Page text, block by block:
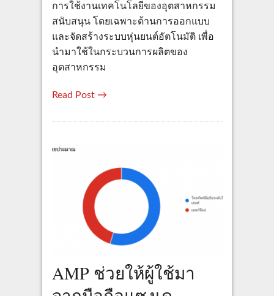
การใช้งานเทคโนโลยีของอุตสาหกรรม
สนับสนุน โดยเฉพาะด้านการออกแบบ
และจัดสร้างระบบหุ่นยนต์อัตโนมัติ เพื่อ
นำมาใช้ในกระบวนการผลิตของ
อุตสาหกรรม
Read Post →
AMP ช่วยให้ผู้ใช้มา